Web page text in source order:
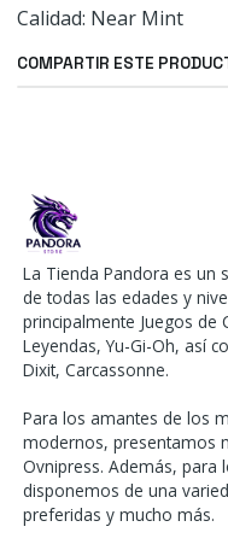
Calidad: Near Mint
COMPARTIR ESTE
La Tienda Pandora es un
de todas las edades y
principalmente Juegos de
Leyendas, Yu-Gi-Oh, así
Dixit, Carcassonne.
Para los amantes de los
modernos, presentamos
Ovnipress. Además, para
disponemos de una
preferidas y mucho más.